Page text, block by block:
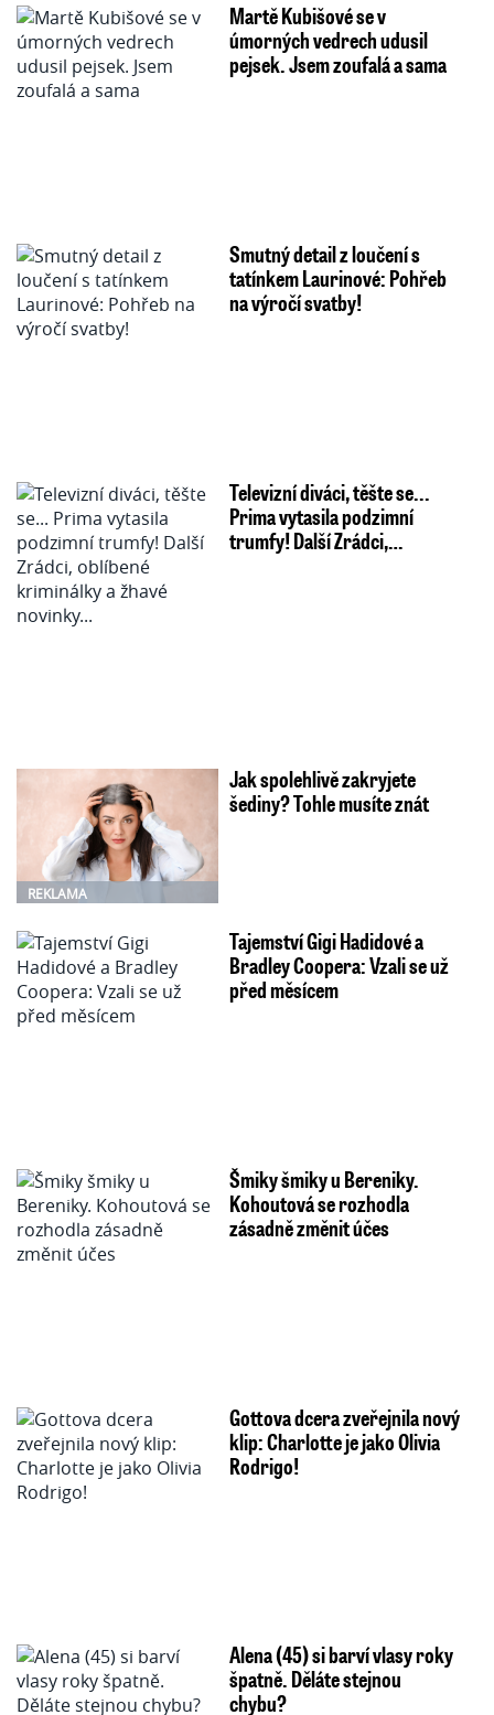
Martě Kubišové se v
úmorných vedrech udusil
pejsek. Jsem zoufalá a sama
Smutný detail z loučení s
tatínkem Laurinové: Pohřeb
na výročí svatby!
Televizní diváci, těšte se...
Prima vytasila podzimní
trumfy! Další Zrádci,…
REKLAMA
Jak spolehlivě zakryjete
šediny? Tohle musíte znát
Tajemství Gigi Hadidové a
Bradley Coopera: Vzali se už
před měsícem
Šmiky šmiky u Bereniky.
Kohoutová se rozhodla
zásadně změnit účes
Gottova dcera zveřejnila nový
klip: Charlotte je jako Olivia
Rodrigo!
Alena (45) si barví vlasy roky
špatně. Děláte stejnou
chybu?